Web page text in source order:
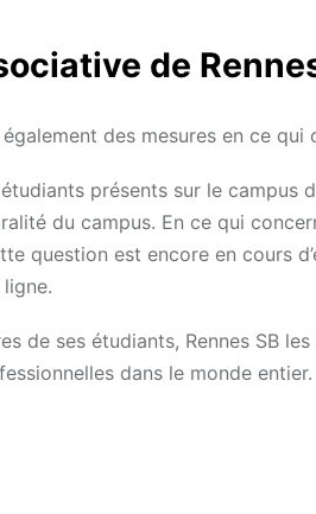
de
également des mesures en ce
étudiants présents sur le
du campus. En ce qui
question est encore en cours
de ses étudiants, Rennes SB
dans le monde entier.